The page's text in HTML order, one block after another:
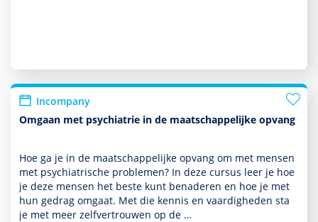
Incompany
Omgaan met psychiatrie in de maatschappelijke opvang
Hoe ga je in de maat­schappe­lijke opvang om met mensen
met psychia­trische pro­ble­men? In deze cursus leer je hoe
je deze mensen het beste kunt benaderen en hoe je met
hun gedrag omgaat. Met die kennis en vaar­dig­heden sta
je met meer zelfvertrouwen op de …